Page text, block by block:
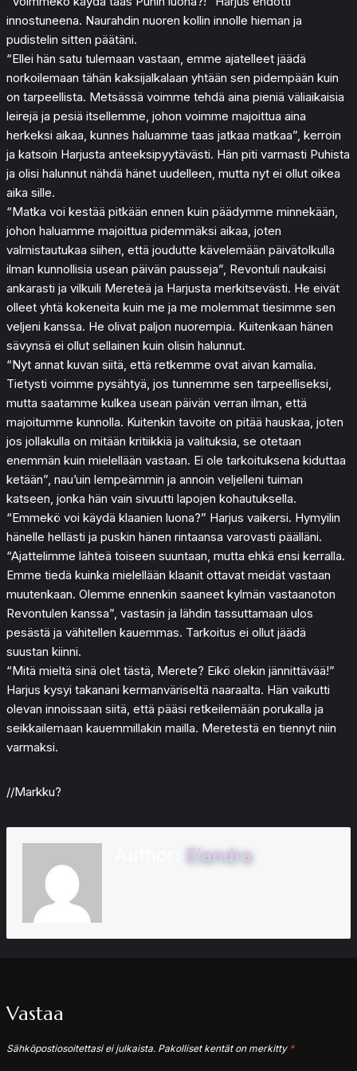
innostuneena. Naurahdin nuoren kollin innolle hieman ja
pudistelin sitten päätäni.
“Ellei hän satu tulemaan vastaan, emme ajatelleet jäädä
norkoilemaan tähän kaksijalkalaan yhtään sen pidempään kuin
on tarpeellista. Metsässä voimme tehdä aina pieniä väliaikaisia
leirejä ja pesiä itsellemme, johon voimme majoittua aina
herkeksi aikaa, kunnes haluamme taas jatkaa matkaa”, kerroin
ja katsoin Harjusta anteeksipyytävästi. Hän piti varmasti Puhista
ja olisi halunnut nähdä hänet uudelleen, mutta nyt ei ollut oikea
aika sille.
“Matka voi kestää pitkään ennen kuin päädymme minnekään,
johon haluamme majoittua pidemmäksi aikaa, joten
valmistautukaa siihen, että joudutte kävelemään päivätolkulla
ilman kunnollisia usean päivän pausseja”, Revontuli naukaisi
ankarasti ja vilkuili Mereteä ja Harjusta merkitsevästi. He eivät
olleet yhtä kokeneita kuin me ja me molemmat tiesimme sen
veljeni kanssa. He olivat paljon nuorempia. Kuitenkaan hänen
sävynsä ei ollut sellainen kuin olisin halunnut.
“Nyt annat kuvan siitä, että retkemme ovat aivan kamalia.
Tietysti voimme pysähtyä, jos tunnemme sen tarpeelliseksi,
mutta saatamme kulkea usean päivän verran ilman, että
majoitumme kunnolla. Kuitenkin tavoite on pitää hauskaa, joten
jos jollakulla on mitään kritiikkiä ja valituksia, se otetaan
enemmän kuin mielellään vastaan. Ei ole tarkoituksena kiduttaa
ketään”, nau’uin lempeämmin ja annoin veljelleni tuiman
katseen, jonka hän vain sivuutti lapojen kohautuksella.
“Emmekö voi käydä klaanien luona?” Harjus vaikersi. Hymyilin
hänelle hellästi ja puskin hänen rintaansa varovasti päälläni.
“Ajattelimme lähteä toiseen suuntaan, mutta ehkä ensi kerralla.
Emme tiedä kuinka mielellään klaanit ottavat meidät vastaan
muutenkaan. Olemme ennenkin saaneet kylmän vastaanoton
Revontulen kanssa”, vastasin ja lähdin tassuttamaan ulos
pesästä ja vähitellen kauemmas. Tarkoitus ei ollut jäädä
suustan kiinni.
“Mitä mieltä sinä olet tästä, Merete? Eikö olekin jännittävää!”
Harjus kysyi takanani kermanväriseltä naaraalta. Hän vaikutti
olevan innoissaan siitä, että pääsi retkeilemään porukalla ja
seikkailemaan kauemmillakin mailla. Meretestä en tiennyt niin
varmaksi.
//Markku?
Elandra
Vastaa
Sähköpostiosoitettasi ei julkaista. Pakolliset kentät on merkitty *